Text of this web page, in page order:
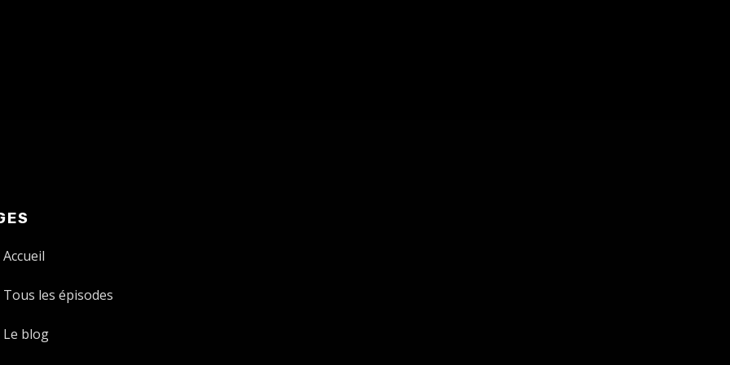
Accueil
Tous les épisodes
Le blog